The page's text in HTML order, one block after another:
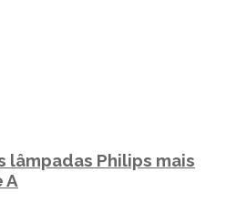
lâmpadas Philips mais
A